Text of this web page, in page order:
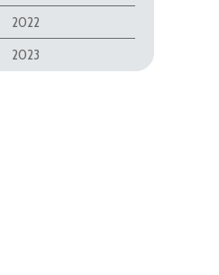
2022
2023